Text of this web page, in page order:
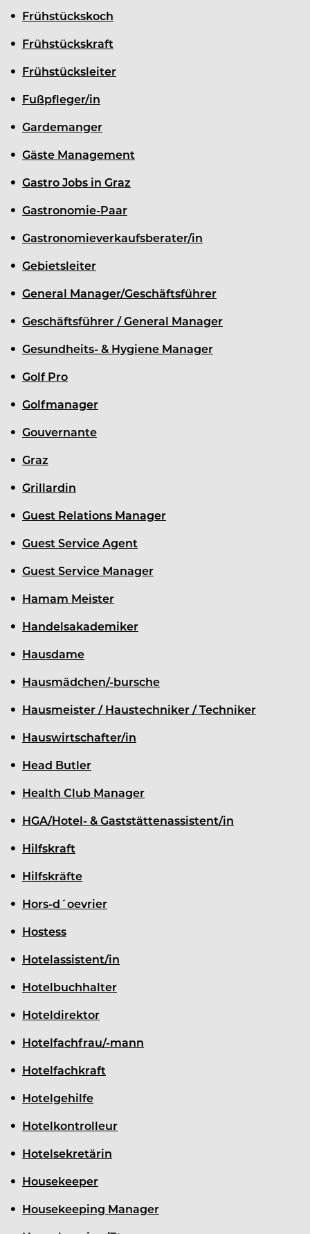
Frühstückskoch
Frühstückskraft
Frühstücksleiter
Fußpfleger/in
Gardemanger
Gäste Management
Gastro Jobs in Graz
Gastronomie-Paar
Gastronomieverkaufsberater/in
Gebietsleiter
General Manager/Geschäftsführer
Geschäftsführer / General Manager
Gesundheits- & Hygiene Manager
Golf Pro
Golfmanager
Gouvernante
Graz
Grillardin
Guest Relations Manager
Guest Service Agent
Guest Service Manager
Hamam Meister
Handelsakademiker
Hausdame
Hausmädchen/-bursche
Hausmeister / Haustechniker / Techniker
Hauswirtschafter/in
Head Butler
Health Club Manager
HGA/Hotel- & Gaststättenassistent/in
Hilfskraft
Hilfskräfte
Hors-d´oevrier
Hostess
Hotelassistent/in
Hotelbuchhalter
Hoteldirektor
Hotelfachfrau/-mann
Hotelfachkraft
Hotelgehilfe
Hotelkontrolleur
Hotelsekretärin
Housekeeper
Housekeeping Manager